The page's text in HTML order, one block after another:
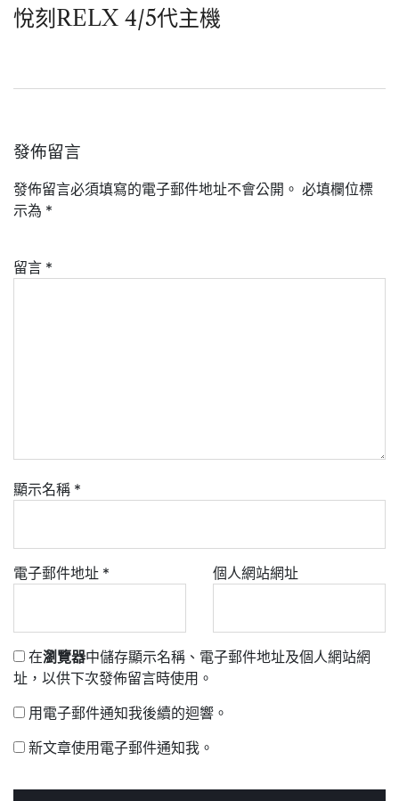
悅刻RELX 4/5代主機
發佈留言
發佈留言必須填寫的電子郵件地址不會公開。 必填欄位標
示為 *
留言 *
顯示名稱 *
電子郵件地址 * 個人網站網址
在瀏覽器中儲存顯示名稱、電子郵件地址及個人網站網
址，以供下次發佈留言時使用。
用電子郵件通知我後續的迴響。
新文章使用電子郵件通知我。